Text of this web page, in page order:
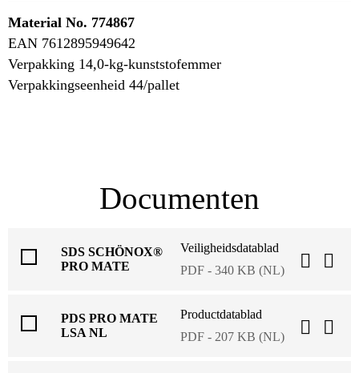
Material No. 774867
EAN 7612895949642
Verpakking 14,0-kg-kunststofemmer
Verpakkingseenheid 44/pallet
Documenten
SDS SCHÖNOX®
PRO MATE
Veiligheidsdatablad
PDF - 340 KB (NL)
PDS PRO MATE
LSA NL
Productdatablad
PDF - 207 KB (NL)